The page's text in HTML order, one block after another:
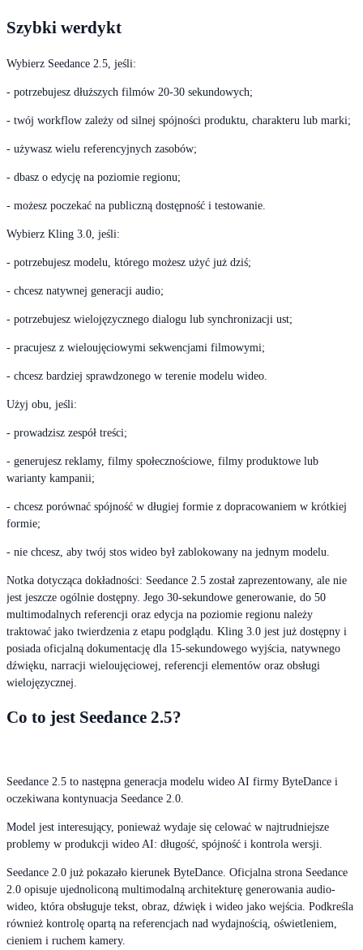
Szybki werdykt
Wybierz Seedance 2.5, jeśli:
- potrzebujesz dłuższych filmów 20-30 sekundowych;
- twój workflow zależy od silnej spójności produktu, charakteru lub marki;
- używasz wielu referencyjnych zasobów;
- dbasz o edycję na poziomie regionu;
- możesz poczekać na publiczną dostępność i testowanie.
Wybierz Kling 3.0, jeśli:
- potrzebujesz modelu, którego możesz użyć już dziś;
- chcesz natywnej generacji audio;
- potrzebujesz wielojęzycznego dialogu lub synchronizacji ust;
- pracujesz z wieloujęciowymi sekwencjami filmowymi;
- chcesz bardziej sprawdzonego w terenie modelu wideo.
Użyj obu, jeśli:
- prowadzisz zespół treści;
- generujesz reklamy, filmy społecznościowe, filmy produktowe lub
warianty kampanii;
- chcesz porównać spójność w długiej formie z dopracowaniem w krótkiej
formie;
- nie chcesz, aby twój stos wideo był zablokowany na jednym modelu.
Notka dotycząca dokładności: Seedance 2.5 został zaprezentowany, ale nie
jest jeszcze ogólnie dostępny. Jego 30-sekundowe generowanie, do 50
multimodalnych referencji oraz edycja na poziomie regionu należy
traktować jako twierdzenia z etapu podglądu. Kling 3.0 jest już dostępny i
posiada oficjalną dokumentację dla 15-sekundowego wyjścia, natywnego
dźwięku, narracji wieloujęciowej, referencji elementów oraz obsługi
wielojęzycznej.
Co to jest Seedance 2.5?
Seedance 2.5 to następna generacja modelu wideo AI firmy ByteDance i
oczekiwana kontynuacja Seedance 2.0.
Model jest interesujący, ponieważ wydaje się celować w najtrudniejsze
problemy w produkcji wideo AI: długość, spójność i kontrola wersji.
Seedance 2.0 już pokazało kierunek ByteDance. Oficjalna strona Seedance
2.0 opisuje ujednoliconą multimodalną architekturę generowania audio-
wideo, która obsługuje tekst, obraz, dźwięk i wideo jako wejścia. Podkreśla
również kontrolę opartą na referencjach nad wydajnością, oświetleniem,
cieniem i ruchem kamery.